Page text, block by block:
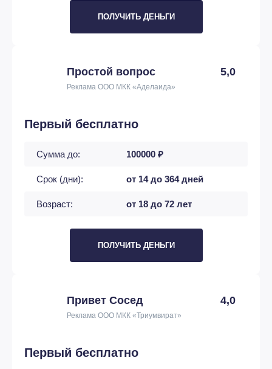
ПОЛУЧИТЬ ДЕНЬГИ
Простой вопрос 5,0
Реклама ООО МКК «Аделаида»
Первый бесплатно
Сумма до: 100000 ₽
Срок (дни): от 14 до 364 дней
Возраст: от 18 до 72 лет
ПОЛУЧИТЬ ДЕНЬГИ
Привет Сосед 4,0
Реклама ООО МКК «Триумвират»
Первый бесплатно